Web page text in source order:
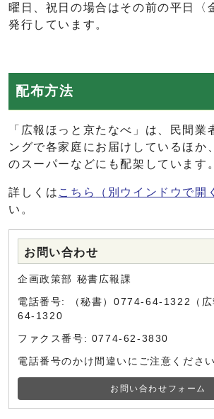
曜日、祝日の場合はその前の平日〈
発行しています。
配布方法
「広報ほっと京たなべ」は、民間業
ングで各家庭にお届けしているほか
のスーパーなどにも配架しています。
詳しくは こちら （別ウインドウで開
い。
お問い合わせ
企画政策部 秘書広報課
電話番号: （秘書）0774-64-1322（
64-1320
ファクス番号: 0774-62-3830
電話番号のかけ間違いにご注意ください
お問い合わせフォーム